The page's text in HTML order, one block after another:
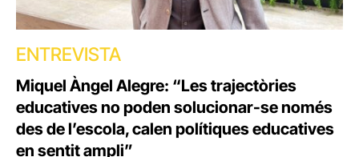
ENTREVISTA
Miquel Àngel Alegre: “Les trajectòries
educatives no poden solucionar-se només
des de l’escola, calen polítiques educatives
en sentit ampli”